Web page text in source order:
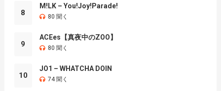
8
M!LK – You!Joy!Parade!
80 聞く
9
ACEes【真夜中のZOO】
80 聞く
10
JO1 – WHATCHA DOIN
74 聞く